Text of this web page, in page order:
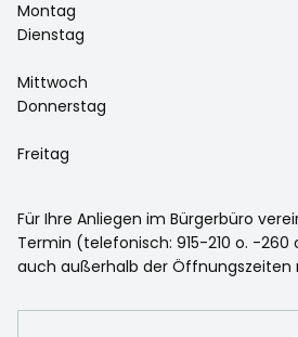
Montag
Dienstag
Mittwoch
Donnerstag
Freitag
Für Ihre Anliegen im Bürgerbüro
Termin (telefonisch: 915-210 o. -260
auch außerhalb der Öffnungszeiten